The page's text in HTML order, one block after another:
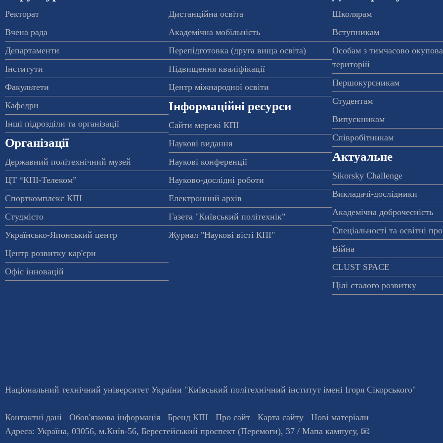
Ректорат
Вчена рада
Департаменти
Інститути
Факультети
Кафедри
Інші підрозділи та організації
Організації
Державний політехнічний музей
ЦТ “КПІ-Телеком”
Спорткомплекс КПІ
Студмісто
Українсько-Японський центр
Центр розвитку кар'єри
Офіс інновацій
Дистанційна освіта
Академічна мобільність
Перепідготовка (друга вища освіта)
Підвищення кваліфікації
Центр міжнародної освіти
Інформаційні ресурси
Сайти мережі КПІ
Наукові видання
Наукові конференції
Науково-дослідні роботи
Електронний архів
Газета "Київський політехнік"
Журнал "Наукові вісті КПІ"
Школярам
Вступникам
Особам з тимчасово
територій
Першокурсникам
Студентам
Випускникам
Співробітникам
Актуальне
Sikorsky Challenge
Викладачі-дослідники
Академічна доброчесність
Спеціальності та освітні
Війна
CLUST SPACE
Цілі сталого розвитку
Національний технічний університет України "Київський політехнічний інститут імені Ігоря Сікорського"
Контактні дані Обов'язкова інформація Бренд КПІ Про сайт Карта сайту
Нові матеріали
Адреса: Україна, 03056, м.Київ-56, Берестейський проспект (Перемоги), 37 / Мапа кампусу, 📧